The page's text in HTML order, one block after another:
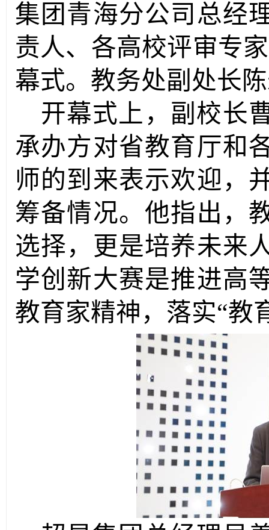
集团青海分公司总经
责人、各高校评审专
幕式。教务处副处长
开幕式上，副校长
承办方对省教育厅和
师的到来表示欢迎，
筹备情况。他指出，
选择，更是培养未来
学创新大赛是推进高
教育家精神，落实“教